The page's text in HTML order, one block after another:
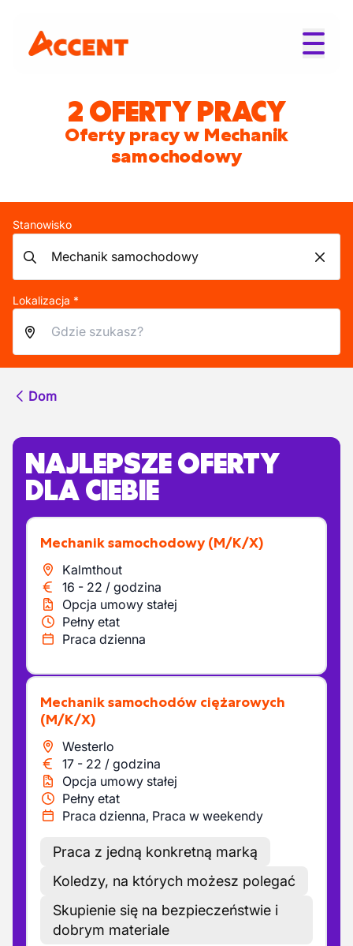
2 OFERTY PRACY
Oferty pracy w Mechanik
samochodowy
Stanowisko
Lokalizacja *
Dom
NAJLEPSZE OFERTY
DLA CIEBIE
Mechanik samochodowy (M/K/X)
Kalmthout
16 - 22 / godzina
Opcja umowy stałej
Pełny etat
Praca dzienna
Mechanik samochodów ciężarowych
(M/K/X)
Westerlo
17 - 22 / godzina
Opcja umowy stałej
Pełny etat
Praca dzienna, Praca w weekendy
Praca z jedną konkretną marką
Koledzy, na których możesz polegać
Skupienie się na bezpieczeństwie i
dobrym materiale